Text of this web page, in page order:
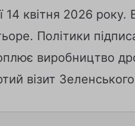
квітня 2026 року.
Політики
виробництво
візит Зеленського